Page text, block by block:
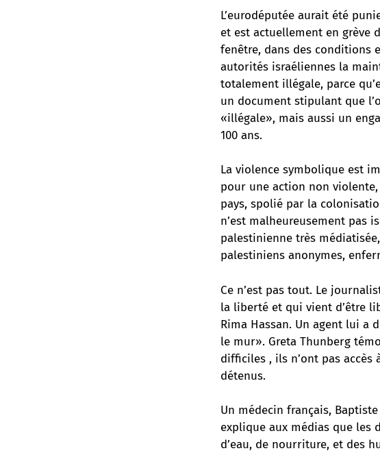
L’eurodéputée aurait été
et est actuellement en grève
fenêtre, dans des conditions
autorités israéliennes la
totalement illégale, parce
un document stipulant que
«illégale», mais aussi un
100 ans.
La violence symbolique est
pour une action non
pays, spolié par la
n’est malheureusement pas
palestinienne très
palestiniens anonymes,
Ce n’est pas tout. Le
la liberté et qui vient d’être
Rima Hassan. Un agent lui a
le mur». Greta Thunberg
difficiles , ils n’ont pas accès
détenus.
Un médecin français,
explique aux médias que les
d’eau, de nourriture, et des